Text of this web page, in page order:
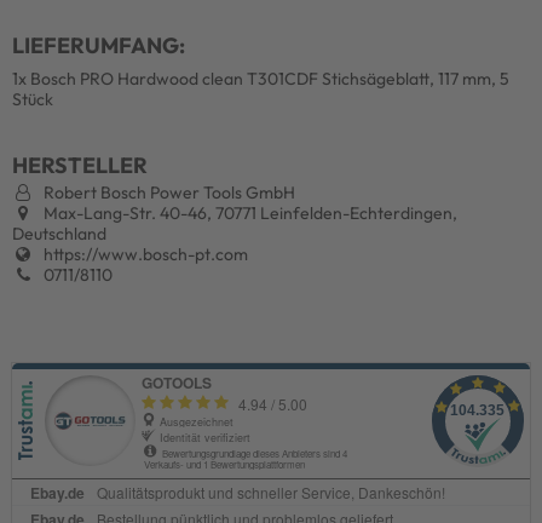
LIEFERUMFANG:
1x Bosch PRO Hardwood clean T301CDF Stichsägeblatt, 117 mm, 5
Stück
HERSTELLER
Robert Bosch Power Tools GmbH
Max-Lang-Str. 40-46, 70771 Leinfelden-Echterdingen,
Deutschland
https://www.bosch-pt.com
0711/8110